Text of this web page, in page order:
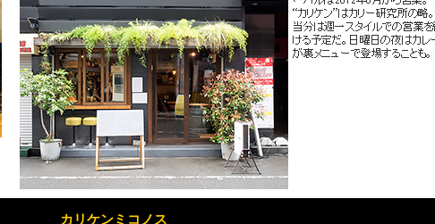
カリケンミコノス